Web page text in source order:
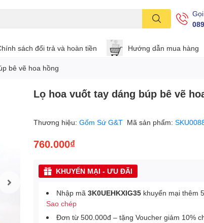
sách đổi trả và hoàn tiền Hướng dẫn mua hàng
bê vẽ hoa hồng
Lọ hoa vuốt tay dáng búp bê vẽ
Thương hiệu:Gốm Sứ G&T Mã sản phẩm:
760.000₫
KHUYẾN MẠI - ƯU ĐÃI
Nhập mã3K0UEHKXIG35 khuyến mại thêm
Sao chép
Đơn từ 500.000đ – tặng Voucher giảm 10%